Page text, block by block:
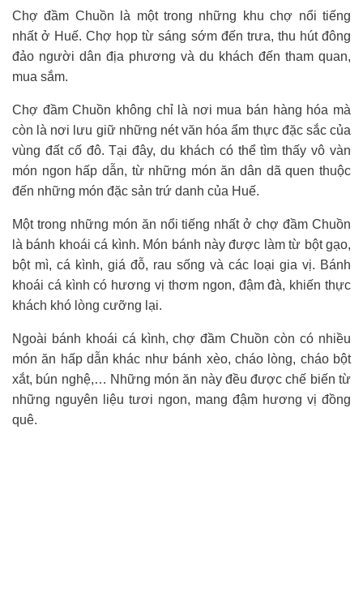
Chợ đầm Chuồn là một trong những khu chợ nổi tiếng
nhất ở Huế. Chợ họp từ sáng sớm đến trưa, thu hút đông
đảo người dân địa phương và du khách đến tham quan,
mua sắm.
Chợ đầm Chuồn không chỉ là nơi mua bán hàng hóa mà
còn là nơi lưu giữ những nét văn hóa ẩm thực đặc sắc của
vùng đất cố đô. Tại đây, du khách có thể tìm thấy vô vàn
món ngon hấp dẫn, từ những món ăn dân dã quen thuộc
đến những món đặc sản trứ danh của Huế.
Một trong những món ăn nổi tiếng nhất ở chợ đầm Chuồn
là bánh khoái cá kình. Món bánh này được làm từ bột gạo,
bột mì, cá kình, giá đỗ, rau sống và các loại gia vị. Bánh
khoái cá kình có hương vị thơm ngon, đậm đà, khiến thực
khách khó lòng cưỡng lại.
Ngoài bánh khoái cá kình, chợ đầm Chuồn còn có nhiều
món ăn hấp dẫn khác như bánh xèo, cháo lòng, cháo bột
xắt, bún nghệ,… Những món ăn này đều được chế biến từ
những nguyên liệu tươi ngon, mang đậm hương vị đồng
quê.